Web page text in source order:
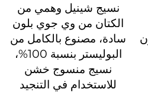
نسيج شينيل وهمي من
الكتان من وي جوي بلون
سادة، مصنوع بالكامل من
البوليستر بنسبة 100%،
نسيج منسوج خشن
للاستخدام في التنجيد